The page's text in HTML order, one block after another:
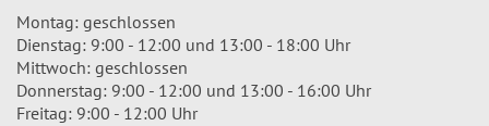
Montag: geschlossen
Dienstag: 9:00 - 12:00 und 13:00 - 18:00 Uhr
Mittwoch: geschlossen
Donnerstag: 9:00 - 12:00 und 13:00 - 16:00 Uhr
Freitag: 9:00 - 12:00 Uhr